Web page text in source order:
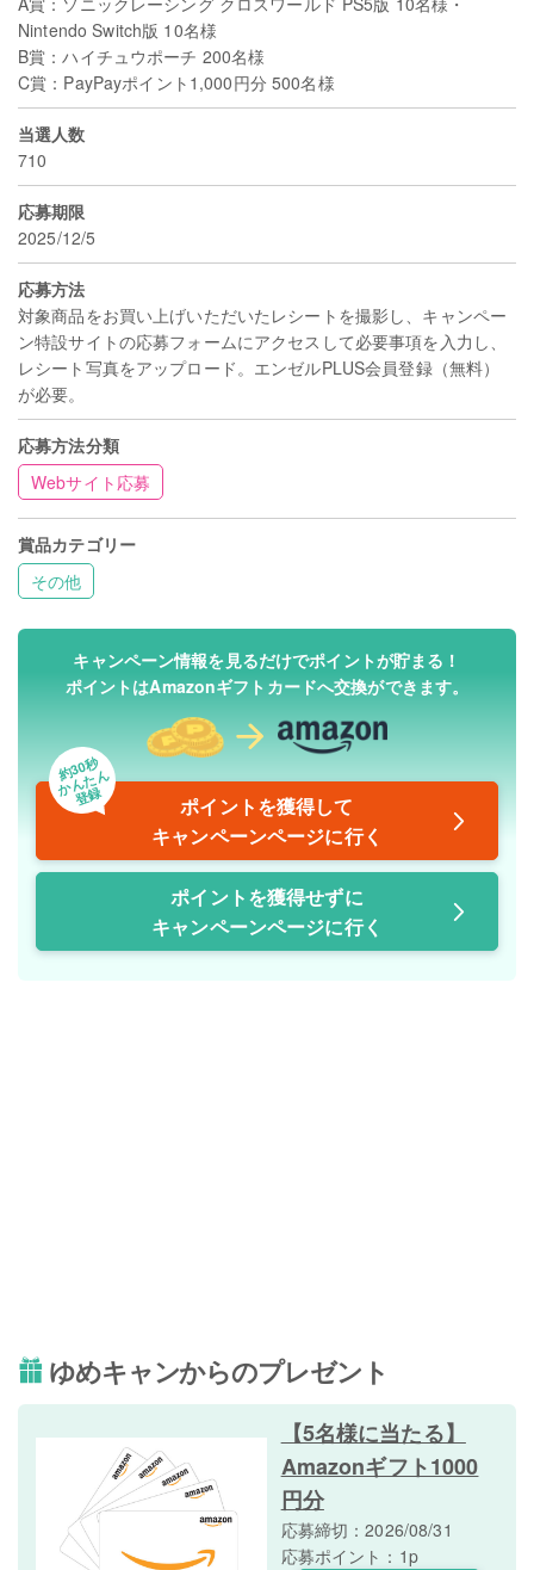
Nintendo Switch版 10名様
B賞：ハイチュウポーチ 200名様
C賞：PayPayポイント1,000円分 500名様
当選人数
710
応募期限
2025/12/5
応募方法
対象商品をお買い上げいただいたレシートを撮影し、キャンペー
ン特設サイトの応募フォームにアクセスして必要事項を入力し、
レシート写真をアップロード。エンゼルPLUS会員登録（無料）
が必要。
応募方法分類
Webサイト応募
賞品カテゴリー
その他
キャンペーン情報を見るだけでポイントが貯まる！
ポイントはAmazonギフトカードへ交換ができます。
約30秒
かんたん
登録
ポイントを獲得して
キャンペーンページに行く
ポイントを獲得せずに
キャンペーンページに行く
ゆめキャンからのプレゼント
【5名様に当たる】
Amazonギフト1000
円分
応募締切：2026/08/31
応募ポイント：1p